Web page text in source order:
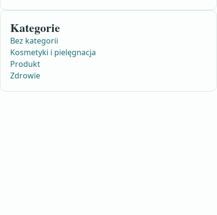
Kategorie
Bez kategorii
Kosmetyki i pielęgnacja
Produkt
Zdrowie